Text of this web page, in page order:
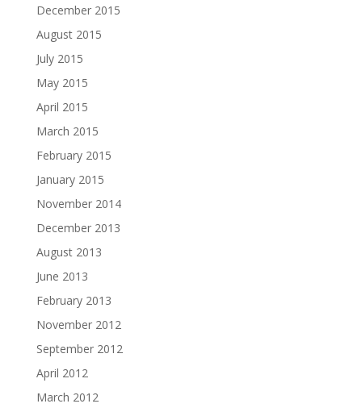
December 2015
August 2015
July 2015
May 2015
April 2015
March 2015
February 2015
January 2015
November 2014
December 2013
August 2013
June 2013
February 2013
November 2012
September 2012
April 2012
March 2012